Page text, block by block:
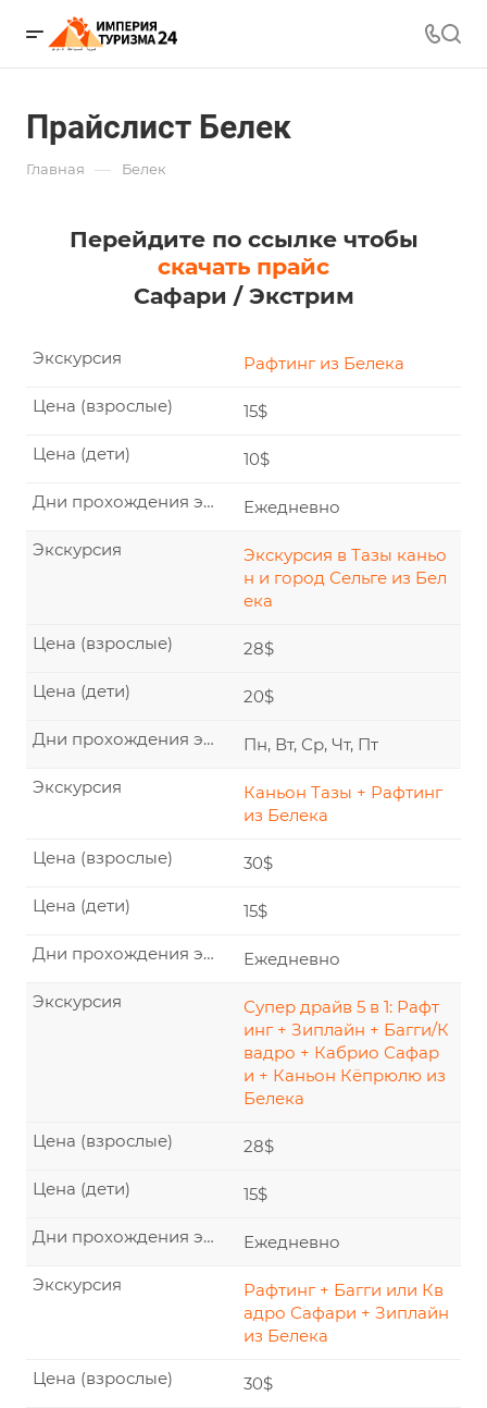
Прайслист Белек
Главная — Белек
Перейдите по ссылке чтобы
скачать прайс
Сафари / Экстрим
Рафтинг из Белека
Экскурсия
15$
Цена (взрослые)
10$
Цена (дети)
Ежедневно
Дни прохождения экскурсии
Экскурсия в Тазы каньо
н и город Сельге из Бел
ека
Экскурсия
28$
Цена (взрослые)
20$
Цена (дети)
Пн, Вт, Ср, Чт, Пт
Дни прохождения экскурсии
Каньон Тазы + Рафтинг
из Белека
Экскурсия
30$
Цена (взрослые)
15$
Цена (дети)
Ежедневно
Дни прохождения экскурсии
Супер драйв 5 в 1: Рафт
инг + Зиплайн + Багги/К
вадро + Кабрио Сафар
и + Каньон Кёпрюлю из
Белека
Экскурсия
28$
Цена (взрослые)
15$
Цена (дети)
Ежедневно
Дни прохождения экскурсии
Рафтинг + Багги или Кв
адро Сафари + Зиплайн
из Белека
Экскурсия
30$
Цена (взрослые)